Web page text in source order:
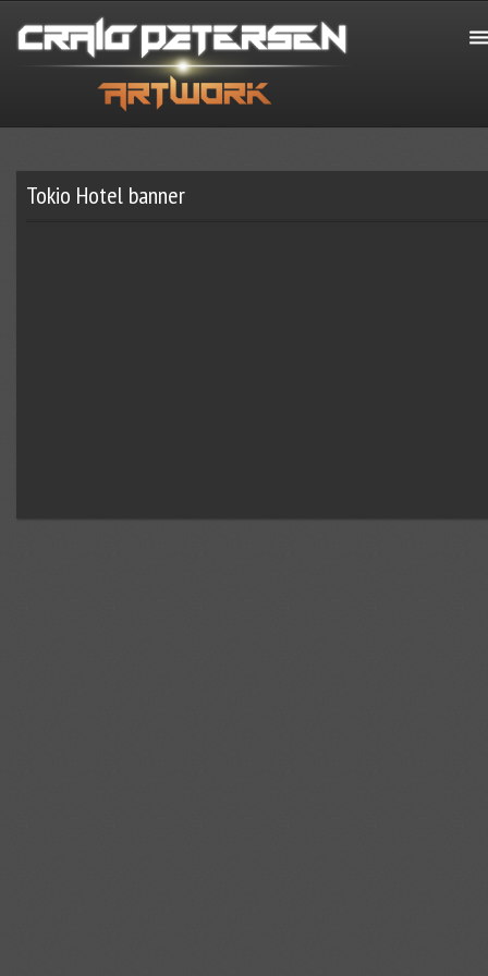
Tokio Hotel banner